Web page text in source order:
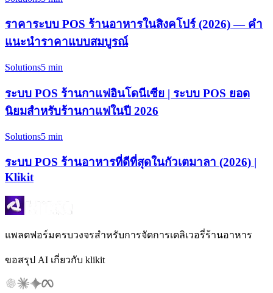
ราคาระบบ POS ร้านอาหารในสิงคโปร์ (2026) — คำ
แนะนำราคาแบบสมบูรณ์
Solutions5 min
ระบบ POS ร้านกาแฟอินโดนีเซีย | ระบบ POS ยอด
นิยมสำหรับร้านกาแฟในปี 2026
Solutions5 min
ระบบ POS ร้านอาหารที่ดีที่สุดในกัวเตมาลา (2026) |
Klikit
แพลตฟอร์มครบวงจรสำหรับการจัดการเดลิเวอรี่ร้านอาหาร
ขอสรุป AI เกี่ยวกับ klikit